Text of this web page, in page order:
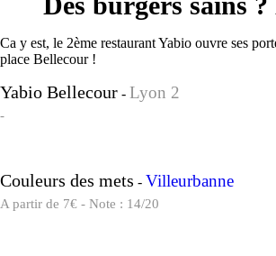
Ca y est, le 2ème restaurant Yabio ouvre ses
place Bellecour !
Yabio Bellecour - Lyon 2
-
Couleurs des mets - Villeurbanne
A partir de 7€ - Note : 14/20